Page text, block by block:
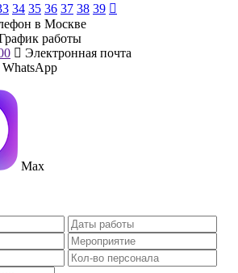
34 35 36 37 38 39
в Москве
работы
Электронная почта
WhatsApp
Max